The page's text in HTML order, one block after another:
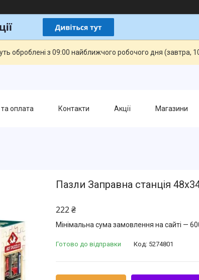
оброблені з 09:00 найближчого робочого дня (завтра,
оплата Контакти Акції Магазини
Пазли Заправна станція
222 ₴
Мінімальна сума замовлення на сайті —
Готово до відправки Код: 5274801